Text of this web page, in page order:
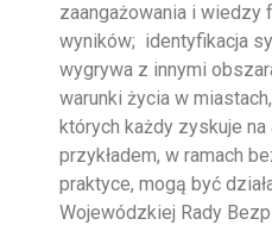
zaangażowania i wiedzy
wyników; identyfikacja
wygrywa z innymi
warunki życia w
których każdy zyskuje na
przykładem, w ramach
praktyce, mogą być
Wojewódzkiej Rady